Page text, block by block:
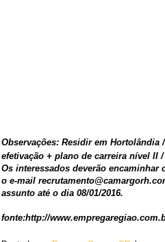
Observações: Residir em Hortolândia
efetivação + plano de carreira nível II
Os interessados deverão
o e-mail
assunto até o dia 08/01/2016.
fonte:http://